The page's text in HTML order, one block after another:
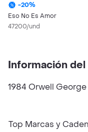
-20%
Eso No Es Amor
47200/und
Información
1984 Orwell George
Top Marcas y